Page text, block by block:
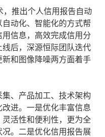
，推出个人信用报告自动
动化、智能化的方式帮
信息，高效完成信用分
后，深源恒际团队迭代
和图像降噪两方面着手
、产品加工、技术架构
进。一是优化丰富信息
活性和便利性，更为全
。二是优化信用报告展